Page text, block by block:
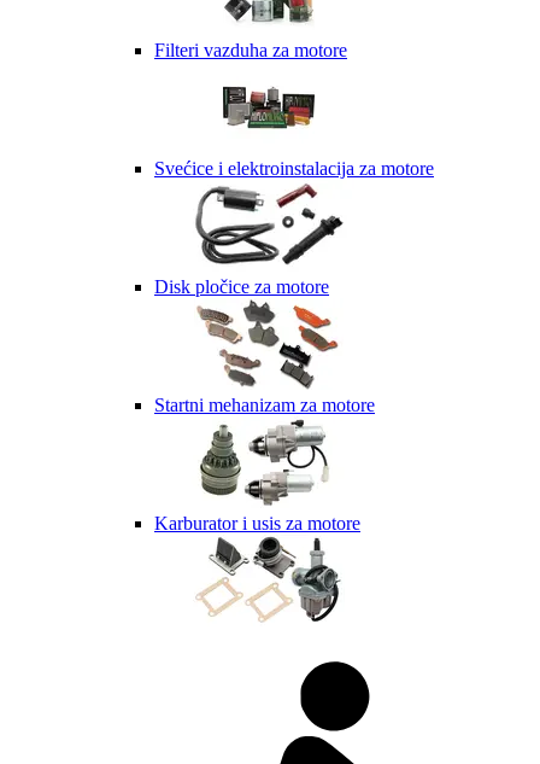
Filteri vazduha za motore
Svećice i elektroinstalacija za motore
Disk pločice za motore
Startni mehanizam za motore
Karburator i usis za motore